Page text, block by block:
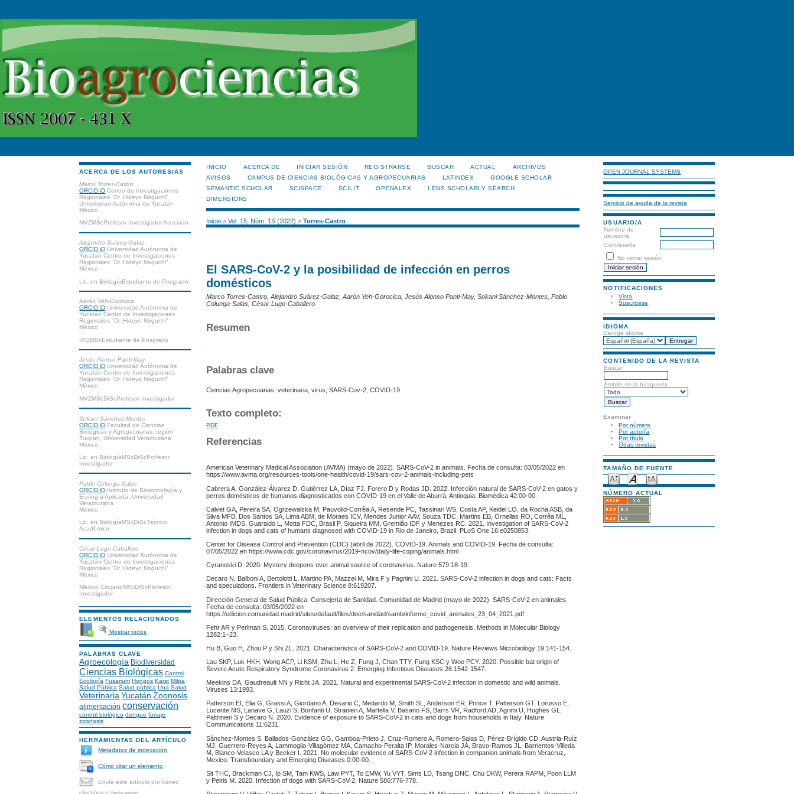
ACERCA DE LOS AUTORES/AS
Marco Torres-Castro
ORCID iD Centro de Investigaciones
Regionales "Dr. Hideyo Noguchi"
Universidad Autónoma de Yucatán
México
MVZMScProfesor Investigador Asociado
Alejandro Suárez-Galaz
ORCID iD Universidad Autónoma de
Yucatán Centro de Investigaciones
Regionales "Dr. Hideyo Noguchi"
México
Lic. en BiologíaEstudiante de Posgrado
Aarón Yeh-Gorocica
ORCID iD Universidad Autónoma de
Yucatán Centro de Investigaciones
Regionales "Dr. Hideyo Noguchi"
México
IBQMScEstudiante de Posgrado
Jesús Alonso Panti-May
ORCID iD Universidad Autónoma de
Yucatán Centro de Investigaciones
Regionales "Dr. Hideyo Noguchi"
México
MVZMScDrScProfesor Investigador
Sokani Sánchez-Montes
ORCID iD Facultad de Ciencias
Biológicas y Agropecuarias, región
Tuxpan, Universidad Veracruzana
México
Lic. en BiologíaMScDrScProfesor
Investigador
Pablo Colunga-Salas
ORCID iD Instituto de Biotecnología y
Ecología Aplicada, Universidad
Veracruzana
México
Lic. en BiologíaMScDrScTécnico
Académico
César Lugo-Caballero
ORCID iD Universidad Autónoma de
Yucatán Centro de Investigaciones
Regionales "Dr. Hideyo Noguchi"
México
Médico CirujanoMScDrScProfesor
Investigador
ELEMENTOS RELACIONADOS
Mostrar todos
PALABRAS CLAVE
Agroecología Biodiversidad
Ciencias Biológicas Control
Ecología Fusarium Hongos Karst Milpa
Salud Pública Salud pública Una Salud
Veterinaria Yucatán Zoonosis
alimentación conservación
control biológico dengue forraje
zoonosis
HERRAMIENTAS DEL ARTÍCULO
Metadatos de indexación
Cómo citar un elemento
Envíe este artículo por correo
electrónico(Inicie sesión)
OPEN JOURNAL SYSTEMS
Servicio de ayuda de la revista
USUARIO/A
Nombre de
usuario/a
Contraseña
No cerrar sesión
NOTIFICACIONES
Vista
Suscribirse
IDIOMA
Escoge idioma
CONTENIDO DE LA REVISTA
Buscar
Ámbito de la búsqueda
Examinar
Por número
Por autor/a
Por título
Otras revistas
TAMAÑO DE FUENTE
NÚMERO ACTUAL
INICIO ACERCA DE INICIAR SESIÓN REGISTRARSE BUSCAR ACTUAL
ARCHIVOS
AVISOS
CAMPUS DE CIENCIAS BIOLÓGICAS Y AGROPECUARIAS LATINDEX
GOOGLE SCHOLAR
SEMANTIC SCHOLAR
SCISPACE SCILIT OPENALEX
LENS SCHOLARLY SEARCH
DIMENSIONS
Inicio >Vol. 15, Núm. 1S (2022) >Torres-Castro
El SARS-CoV-2 y la posibilidad de infección en perros
domésticos
Marco Torres-Castro, Alejandro Suárez-Galaz, Aarón Yeh-Gorocica, Jesús Alonso Panti-May, Sokani Sánchez-Montes, Pablo
Colunga-Salas, César Lugo-Caballero
Resumen
Palabras clave
Ciencias Agropecuarias, veterinaria, virus, SARS-Cov-2, COVID-19
Texto completo:
PDF
Referencias
American Veterinary Medical Association (AVMA) (mayo de 2022). SARS-CoV-2 in animals. Fecha de consulta: 03/05/2022 en
https://www.avma.org/resources-tools/one-health/covid-19/sars-cov-2-animals-including-pets
Cabrera A, González-Álvarez D, Gutiérrez LA, Díaz FJ, Forero D y Rodas JD. 2022. Infección natural de SARS-CoV-2 en gatos y
perros domésticos de humanos diagnosticados con COVID-19 en el Valle de Aburrá, Antioquia. Biomédica 42:00-00.
Calvet GA, Pereira SA, Ogrzewalska M, Pauvolid-Corrêa A, Resende PC, Tassinari WS, Costa AP, Keidel LO, da Rocha ASB, da
Silva MFB, Dos Santos SA, Lima ABM, de Moraes ICV, Mendes Junior AAV, Souza TDC, Martins EB, Ornellas RO, Corrêa ML,
Antonio IMDS, Guaraldo L, Motta FDC, Brasil P, Siqueira MM, Gremião IDF y Menezes RC. 2021. Investigation of SARS-CoV-2
infection in dogs and cats of humans diagnosed with COVID-19 in Rio de Janeiro, Brazil. PLoS One 16:e0250853.
Center for Disease Control and Prevention (CDC) (abril de 2022). COVID-19. Animals and COVID-19. Fecha de consulta:
07/05/2022 en https://www.cdc.gov/coronavirus/2019-ncov/daily-life-coping/animals.html
Cyranoski D. 2020. Mystery deepens over animal source of coronavirus. Nature 579:18-19.
Decaro N, Balboni A, Bertolotti L, Martino PA, Mazzei M, Mira F y Pagnini U. 2021. SARS-CoV-2 infection in dogs and cats: Facts
and speculations. Frontiers in Veterinary Science 8:619207.
Dirección General de Salud Pública. Consejería de Sanidad. Comunidad de Madrid (mayo de 2022). SARS-CoV-2 en animales.
Fecha de consulta: 03/05/2022 en
https://edicion.comunidad.madrid/sites/default/files/doc/sanidad/samb/informe_covid_animales_23_04_2021.pdf
Fehr AR y Perlman S. 2015. Coronaviruses: an overview of their replication and pathogenesis. Methods in Molecular Biology
1282:1–23.
Hu B, Guo H, Zhou P y Shi ZL. 2021. Characteristics of SARS-CoV-2 and COVID-19. Nature Reviews Microbiology 19:141-154.
Lau SKP, Luk HKH, Wong ACP, Li KSM, Zhu L, He Z, Fung J, Chan TTY, Fung KSC y Woo PCY. 2020. Possible bat origin of
Severe Acute Respiratory Syndrome Coronavirus 2. Emerging Infectious Diseases 26:1542-1547.
Meekins DA, Gaudreault NN y Richt JA. 2021. Natural and experimental SARS-CoV-2 infection in domestic and wild animals.
Viruses 13:1993.
Patterson EI, Elia G, Grassi A, Giordano A, Desario C, Medardo M, Smith SL, Anderson ER, Prince T, Patterson GT, Lorusso E,
Lucente MS, Lanave G, Lauzi S, Bonfanti U, Stranieri A, Martella V, Basano FS, Barrs VR, Radford AD, Agrimi U, Hughes GL,
Paltrinieri S y Decaro N. 2020. Evidence of exposure to SARS-CoV-2 in cats and dogs from households in Italy. Nature
Communications 11:6231.
Sánchez-Montes S, Ballados-González GG, Gamboa-Prieto J, Cruz-Romero A, Romero-Salas D, Pérez-Brígido CD, Austria-Ruíz
MJ, Guerrero-Reyes A, Lammoglia-Villagómez MA, Camacho-Peralta IP, Morales-Narcia JÁ, Bravo-Ramos JL, Barrientos-Villeda
M, Blanco-Velasco LA y Becker I. 2021. No molecular evidence of SARS-CoV-2 infection in companion animals from Veracruz,
Mexico. Transboundary and Emerging Diseases 0:00-00.
Sit THC, Brackman CJ, Ip SM, Tam KWS, Law PYT, To EMW, Yu VYT, Sims LD, Tsang DNC, Chu DKW, Perera RAPM, Poon LLM
y Peiris M. 2020. Infection of dogs with SARS-CoV-2. Nature 586:776-778.